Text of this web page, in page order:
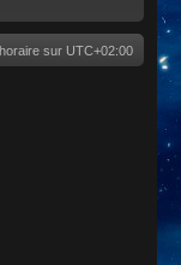
sur UTC+02:00